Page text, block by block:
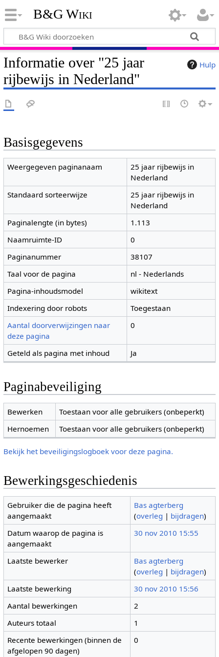
B&G Wiki
Hulp
Informatie over "25 jaar
rijbewijs in Nederland"
Basisgegevens
Weergegeven paginanaam
25 jaar rijbewijs in
Nederland
Standaard sorteerwijze
25 jaar rijbewijs in
Nederland
Paginalengte (in bytes)
1.113
Naamruimte-ID
0
Paginanummer
38107
Taal voor de pagina
nl - Nederlands
Pagina-inhoudsmodel
wikitext
Indexering door robots
Toegestaan
Aantal doorverwijzingen naar
deze pagina
0
Geteld als pagina met inhoud Ja
Paginabeveiliging
Bewerken
Toestaan voor alle gebruikers (onbeperkt)
Hernoemen
Toestaan voor alle gebruikers (onbeperkt)
Bekijk het beveiligingslogboek voor deze pagina.
Bewerkingsgeschiedenis
Gebruiker die de pagina heeft
aangemaakt
Bas agterberg
(overleg | bijdragen)
Datum waarop de pagina is
aangemaakt
30 nov 2010 15:55
Laatste bewerker
Bas agterberg
(overleg | bijdragen)
Laatste bewerking
30 nov 2010 15:56
Aantal bewerkingen
2
Auteurs totaal
1
Recente bewerkingen (binnen de
afgelopen 90 dagen)
0